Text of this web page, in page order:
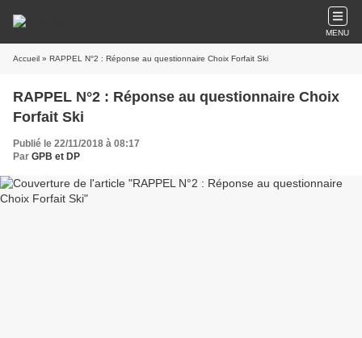
MENU
Accueil » RAPPEL N°2 : Réponse au questionnaire Choix Forfait Ski
RAPPEL N°2 : Réponse au questionnaire Choix
Forfait Ski
Publié le 22/11/2018 à 08:17
Par GPB et DP